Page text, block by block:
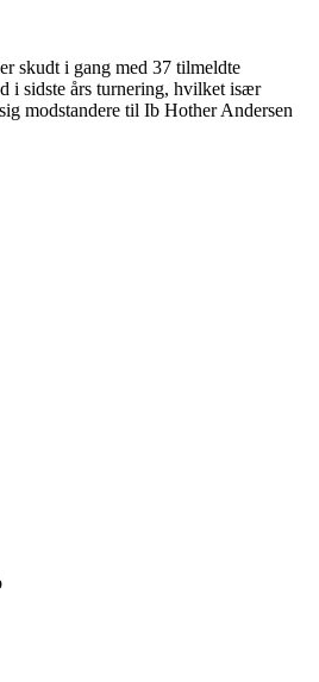
skudt i gang med 37 tilmeldte
i sidste års turnering, hvilket især
modstandere til Ib Hother Andersen